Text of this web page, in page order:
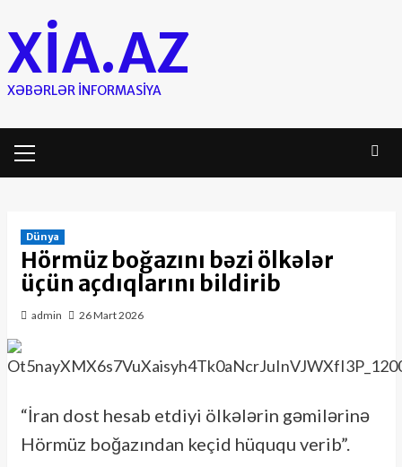
to
content
XIA.AZ
XƏBƏRLƏR INFORMASIYA
Menu
Dünya
Hörmüz boğazını bəzi ölkələr
üçün açdıqlarını bildirib
admin 26 Mart 2026
“İran dost hesab etdiyi ölkələrin gəmilərinə
Hörmüz boğazından keçid hüququ verib”.